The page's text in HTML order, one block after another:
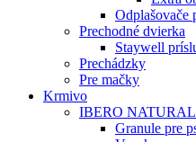
Odplašovače
Prechodné dvierka
Staywell
Prechádzky
Pre mačky
Krmivo
IBERO NATURAL
Granule pre